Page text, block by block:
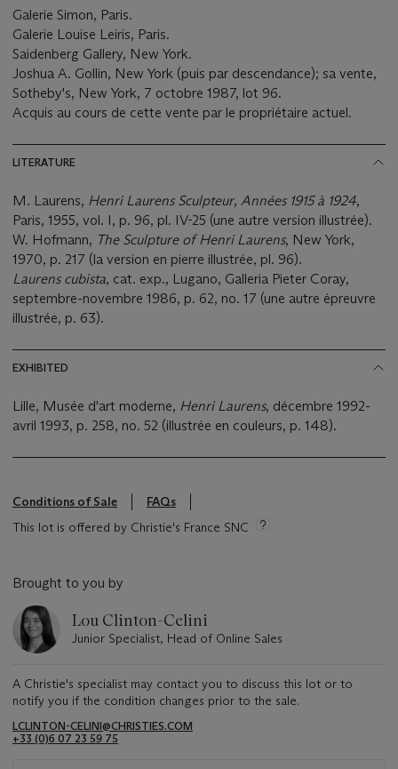
Galerie Simon, Paris.
Galerie Louise Leiris, Paris.
Saidenberg Gallery, New York.
Joshua A. Gollin, New York (puis par descendance); sa vente,
Sotheby's, New York, 7 octobre 1987, lot 96.
Acquis au cours de cette vente par le propriétaire actuel.
LITERATURE
M. Laurens, Henri Laurens Sculpteur, Années 1915 à 1924,
Paris, 1955, vol. I, p. 96, pl. IV-25 (une autre version illustrée).
W. Hofmann, The Sculpture of Henri Laurens, New York,
1970, p. 217 (la version en pierre illustrée, pl. 96).
Laurens cubista, cat. exp., Lugano, Galleria Pieter Coray,
septembre-novembre 1986, p. 62, no. 17 (une autre épreuvre
illustrée, p. 63).
EXHIBITED
Lille, Musée d'art moderne, Henri Laurens, décembre 1992-
avril 1993, p. 258, no. 52 (illustrée en couleurs, p. 148).
Conditions of Sale
FAQs
This lot is offered by Christie's France SNC
Brought to you by
Lou Clinton-Celini
Junior Specialist, Head of Online Sales
A Christie's specialist may contact you to discuss this lot or to
notify you if the condition changes prior to the sale.
LCLINTON-CELINI@CHRISTIES.COM
+33 ‌(0)6 07 23 59 75